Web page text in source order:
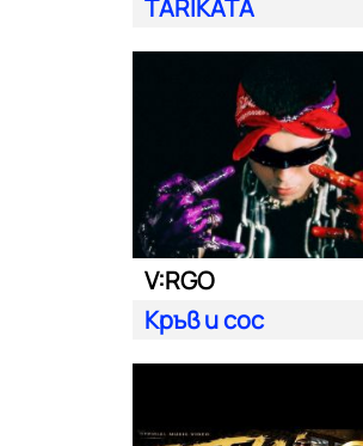
TARIKATA
V:RGO
Кръв и сос